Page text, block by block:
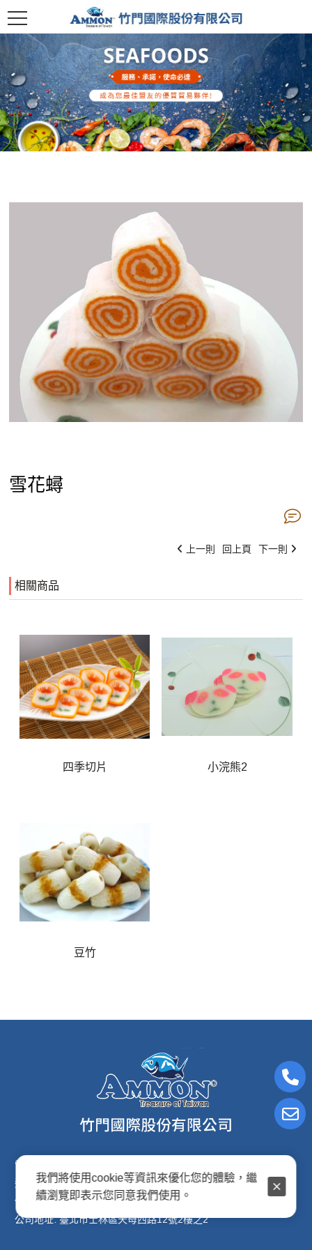
雪花蟳
上一則 回上頁 下一則
相關商品
四季切片 小浣熊2
豆竹
電子信箱:ammon8@ms22.hinet.net
連絡電話: (02)2876-2691
傳真專線: (02)2876-2692
公司地址: 臺北市士林區天母西路12號2樓之2
我們將使用cookie等資訊來優化您的體驗，繼
續瀏覽即表示您同意我們使用。